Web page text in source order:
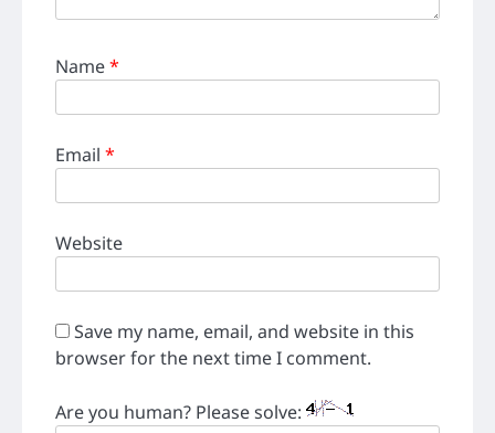
Name*
Email *
Website
Save my name, email, and website in this
browser for the next time I comment.
Are you human? Please solve: